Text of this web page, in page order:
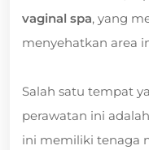
vaginal spa, yang
menyehatkan area
Salah satu tempat
perawatan ini adalah
ini memiliki tenaga